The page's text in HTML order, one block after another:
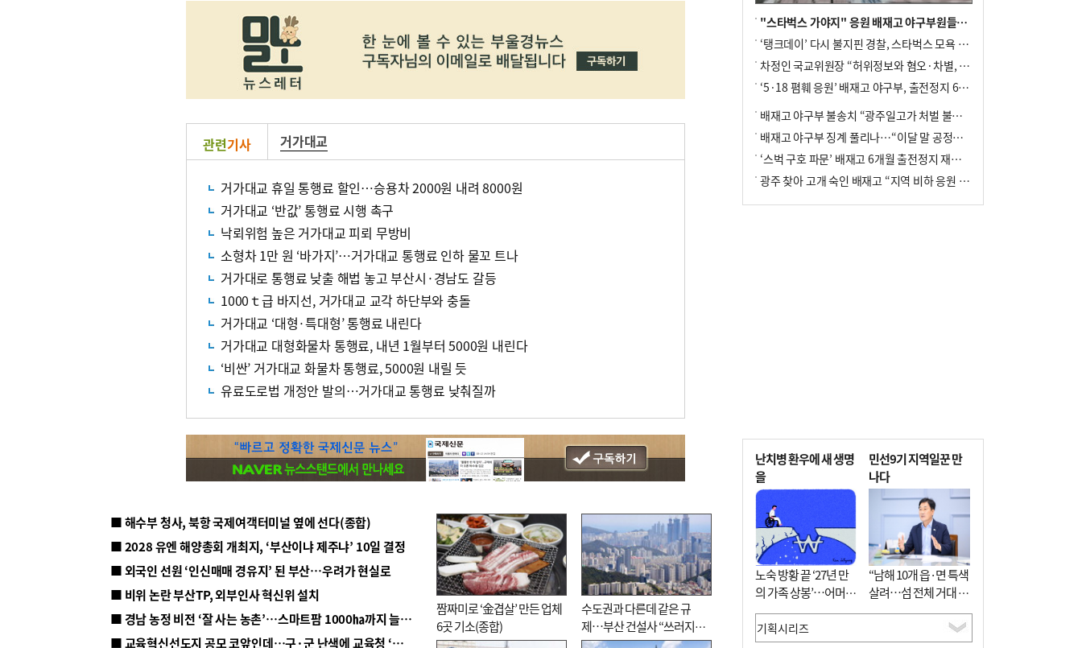
관련기사 거가대교
거가대교 휴일 통행료 할인…승용차 2000원 내려 8000원
거가대교 ‘반값’ 통행료 시행 촉구
낙뢰위험 높은 거가대교 피뢰 무방비
소형차 1만 원 ‘바가지’…거가대교 통행료 인하 물꼬 트나
거가대로 통행료 낮출 해법 놓고 부산시·경남도 갈등
1000ｔ급 바지선, 거가대교 교각 하단부와 충돌
거가대교 ‘대형·특대형’ 통행료 내린다
거가대교 대형화물차 통행료, 내년 1월부터 5000원 내린다
‘비싼’ 거가대교 화물차 통행료, 5000원 내릴 듯
유료도로법 개정안 발의…거가대교 통행료 낮춰질까
■ 해수부 청사, 북항 국제여객터미널 옆에 선다(종합)
■ 2028 유엔 해양총회 개최지, ‘부산이냐 제주냐’ 10일 결정
■ 외국인 선원 ‘인신매매 경유지’ 된 부산…우려가 현실로
■ 비위 논란 부산TP, 외부인사 혁신위 설치
■ 경남 농정 비전 ‘잘 사는 농촌’…스마트팜 1000㏊까지 늘린다
■ 교육혁신선도지 공모 코앞인데…구·군 난색에 교육청 ‘쩔쩔’
짬짜미로 ‘金겹살’ 만든 업체
6곳 기소(종합)
수도권과 다른데 같은 규
제…부산 건설사 “쓰러지기
직전”
"스타벅스 가야지" 응원 배재고 야구부원들, 학교서 징계 처분
‘탱크데이’ 다시 불지핀 경찰, 스타벅스 모욕 혐의 압수수색
차정인 국교위원장 “허위정보와 혐오·차별, 학교 교실까지 유입"
‘5·18 폄훼 응원’ 배재고 야구부, 출전정지 6개월→1개월 감경
배재고 야구부 불송치 “광주일고가 처벌 불원 의사 표해”
배재고 야구부 징계 풀리나…“이달 말 공정위서 재심의”
‘스벅 구호 파문’ 배재고 6개월 출전정지 재심 신청키로
광주 찾아 고개 숙인 배재고 “지역 비하 응원 잘못”(종합)
난치병 환우에 새 생명
을
노숙 방황 끝 ‘27년 만
의 가족 상봉’…어머니
와 행복 꿈꿔
민선9기 지역일꾼 만
나다
“남해 10개 읍·면 특색
살려…섬 전체 거대 정
원으로 조성”